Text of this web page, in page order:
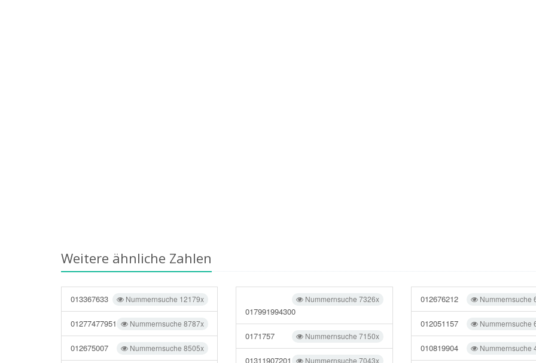
Weitere ähnliche Zahlen
Nummernsuche 12179x
013367633
Nummernsuche 8787x
01277477951
Nummernsuche 8505x
012675007
Nummernsuche 7326x
017991994300
Nummernsuche 7150x
0171757
Nummernsuche 7043x
01311907201
Nummernsuche
012676212
Nummernsuche
012051157
Nummernsuche
010819904